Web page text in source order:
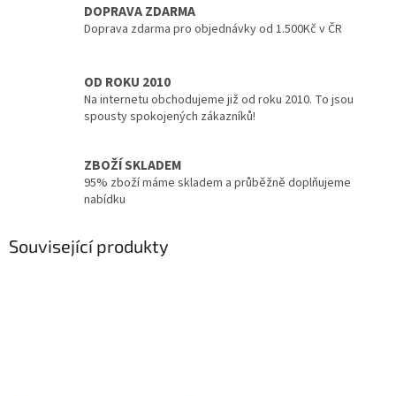
DOPRAVA ZDARMA
Doprava zdarma pro objednávky od 1.500Kč v ČR
OD ROKU 2010
Na internetu obchodujeme již od roku 2010. To jsou
spousty spokojených zákazníků!
ZBOŽÍ SKLADEM
95% zboží máme skladem a průběžně doplňujeme
nabídku
Související produkty